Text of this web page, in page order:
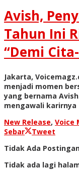
Avish,
Tahun Ini
“Demi
Jakarta,
menjadi momen
yang bernama
mengawali karirnya
New Release, Voice
Sebar
Tweet
Tidak Ada
Tidak ada lagi